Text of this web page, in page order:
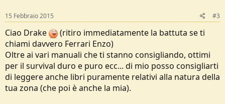
15 Febbraio 2015 #3
Ciao Drake
(ritiro immediatamente la battuta se ti
chiami davvero Ferrari Enzo)
Oltre ai vari manuali che ti stanno consigliando, ottimi
per il survival duro e puro ecc... di mio posso consigliarti
di leggere anche libri puramente relativi alla natura della
tua zona (che poi è anche la mia).